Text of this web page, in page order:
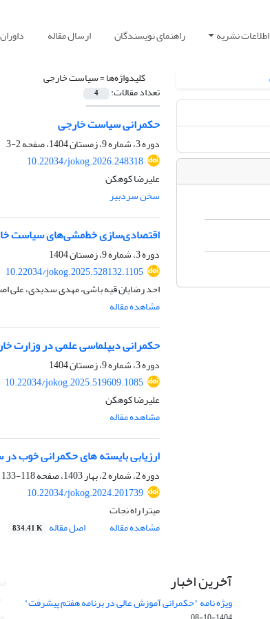
اطلاعات نشریه راهنمای نویسندگان ارسال مقاله داوران
کلیدواژه‌ها =سیاست خارجی
تعداد مقالات: 4
حکمرانی سیاست خارجی
دوره 3، شماره 9، زمستان 1404، صفحه
2-3
10.22034/jokog.2026.248318
علیرضا کوهکن
سخن سردبیر
اقتصادی‌سازی خط‌مشی‌های سیاست
دوره 3، شماره 9، زمستان 1404
10.22034/jokog.2025.528132.1105
احد رضایان قیه باشی، مهدی سدیدی، علی
مشاهده مقاله
حکمرانی دیپلماسی علمی در وزارت
دوره 3، شماره 9، زمستان 1404
10.22034/jokog.2025.519609.1085
علیرضا کوهکن
مشاهده مقاله
ارزیابی بایسته های حکمرانی خوب
دوره 2، شماره 2، بهار 1403، صفحه
118-133
10.22034/jokog.2024.201739
میترا راه نجات
مشاهده مقاله
اصل مقاله 834.41 K
آخرین اخبار
ویژه نامه "حکمرانی آموزش عالی در برنامه هفتم پیشرفت"